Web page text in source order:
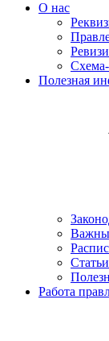
О нас
Полезная
Работа